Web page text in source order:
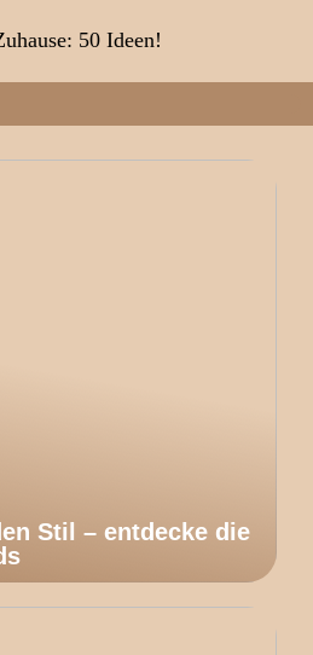
50 Ideen!
Stil – entdecke die